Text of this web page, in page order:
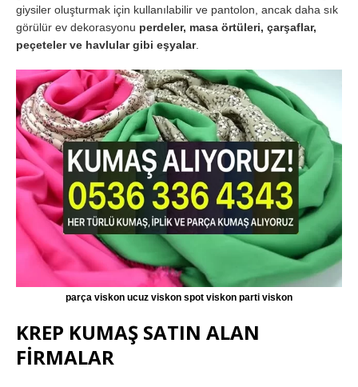
giysiler oluşturmak için kullanılabilir ve pantolon, ancak daha sık
görülür ev dekorasyonu perdeler, masa örtüleri, çarşaflar,
peçeteler ve havlular gibi eşyalar.
parça viskon ucuz viskon spot viskon parti viskon
KREP KUMAŞ SATIN ALAN
FİRMALAR